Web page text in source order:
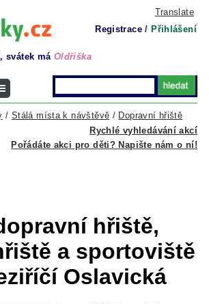
Translate
Registrace / Přihlášení
svátek má Oldřiška
Rychlé vyhledávání akcí
/ Stálá místa k návštěvě / Dopravní hřiště
Pořádáte akci pro děti? Napište nám o ní!
hřiště,
a sportoviště
Oslavická